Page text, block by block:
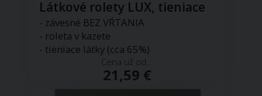
Látkové rolety LUX, tieniace
- závesné BEZ VŔTANIA
- roleta v kazete
- tieniace látky (cca 65%)
Cena už od...
21,59 €